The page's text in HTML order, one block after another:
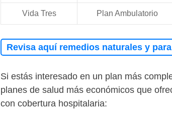
Vida Tres Plan Ambulatorio
Revisa aquí remedios naturales y
Si estás interesado en un plan más
planes de salud más económicos que
con cobertura hospitalaria: